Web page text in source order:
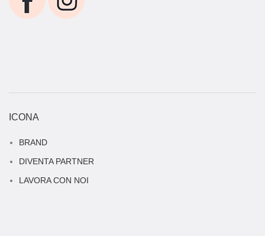
ICONA
BRAND
DIVENTA PARTNER
LAVORA CON NOI